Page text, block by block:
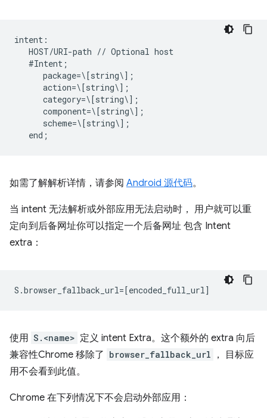
intent:
   HOST/URI-path // Optional host
   #Intent;
      package=\[string\];
      action=\[string\];
      category=\[string\];
      component=\[string\];
      scheme=\[string\];
如需了解解析详情，请参阅 Android 源代码。
当 intent 无法解析或外部应用无法启动时， 用户就可以重
定向到后备网址你可以指定一个后备网址 包含 Intent
extra：
使用 S.<name> 定义 intent Extra。这个额外的 extra 向后
兼容性Chrome 移除了 browser_fallback_url
， 目标应
用不会看到此值。
Chrome 在下列情况下不会启动外部应用：